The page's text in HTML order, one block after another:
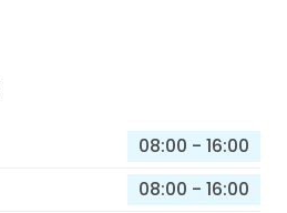
08:00 - 16:00
08:00 - 16:00